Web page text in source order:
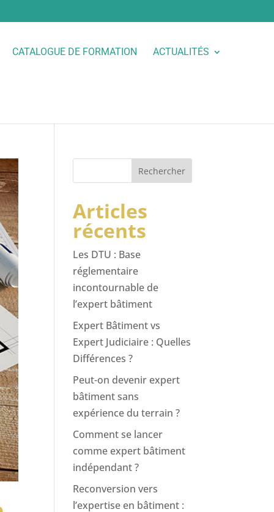
CATALOGUE DE FORMATION ACTUALITÉS
Rechercher
Articles
récents
Les DTU : Base
réglementaire
incontournable de
l’expert bâtiment
Expert Bâtiment vs
Expert Judiciaire : Quelles
Différences ?
Peut-on devenir expert
bâtiment sans
expérience du terrain ?
Comment se lancer
comme expert bâtiment
indépendant ?
Reconversion vers
l’expertise en bâtiment :